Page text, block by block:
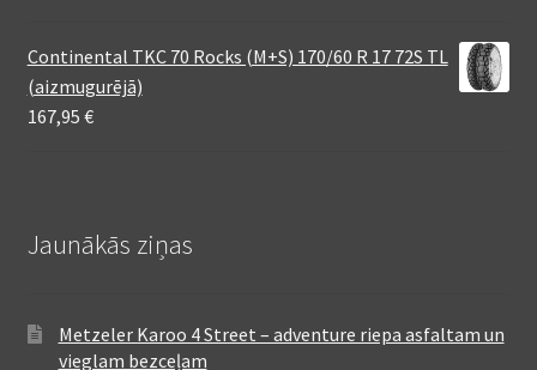
Continental TKC 70 Rocks (M+S) 170/60 R 17 72S TL
(aizmugurējā)
167,95 €
Jaunākās ziņas
Metzeler Karoo 4 Street – adventure riepa asfaltam un
vieglam bezceļam